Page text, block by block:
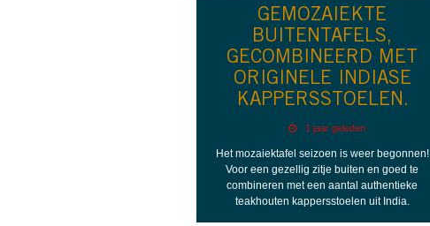
GEMOZAIEKTE
BUITENTAFELS,
GECOMBINEERD MET
ORIGINELE INDIASE
KAPPERSSTOELEN.
1 jaar geleden
Het mozaiektafel seizoen is weer begonnen!
Voor een gezellig zitje buiten en goed te
combineren met een aantal authentieke
teakhouten kappersstoelen uit India.